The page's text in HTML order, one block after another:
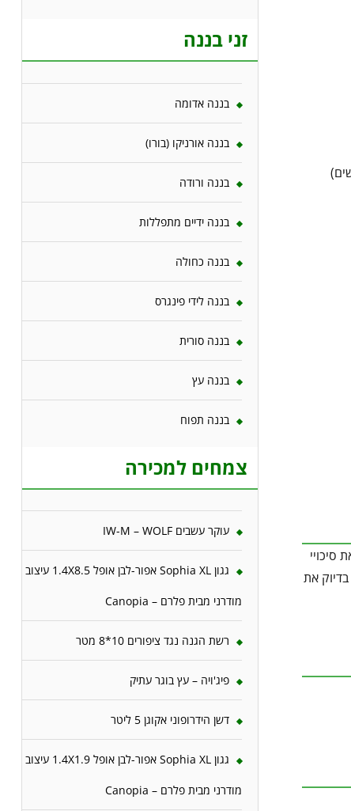
סיכויי
את
זני בננה
בננה אדומה
בננה אורניקו (בורו)
בננה ורודה
בננה ידיים מתפללות
בננה כחולה
בננה לידי פינגרס
בננה סורית
בננה עץ
בננה תפוח
צמחים למכירה
עוקר עשבים IW-M – WOLF
גגון Sophia XL אפור-לבן אופל 1.4X8.5 עיצוב
מודרני מבית פלרם – Canopia
רשת הגנה נגד ציפורים 10*8 מטר
פיג'ויה – עץ בוגר עתיק
דשן הידרופוני אקוגן 5 ליטר
גגון Sophia XL אפור-לבן אופל 1.4X1.9 עיצוב
מודרני מבית פלרם – Canopia